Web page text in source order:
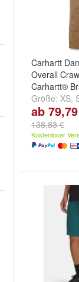
Carhartt
Overall
Carhartt®
Größe: XS,
ab
138,83 €
Kostenloser